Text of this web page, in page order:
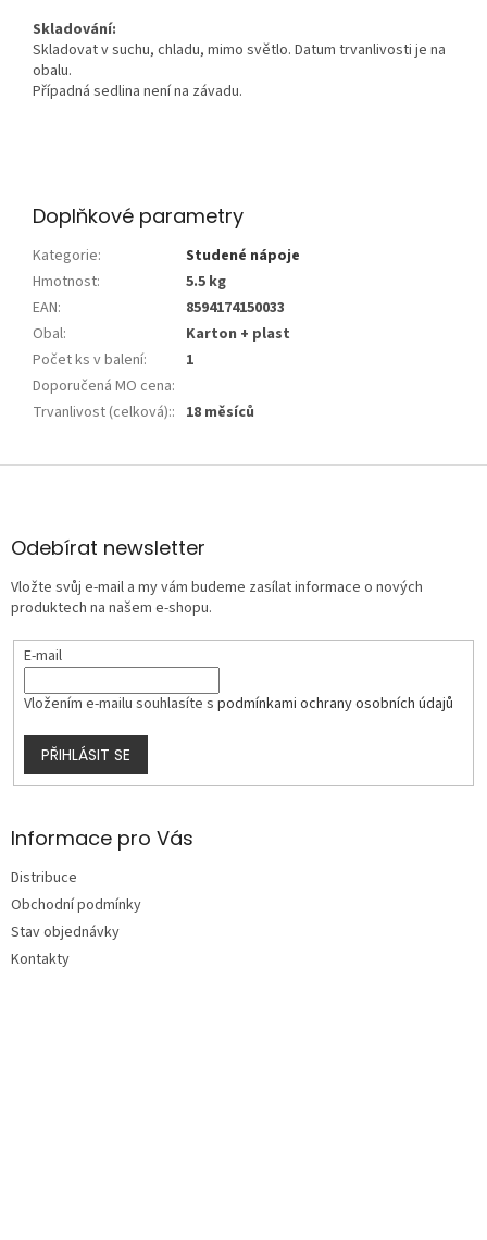
Skladování:
Skladovat v suchu, chladu, mimo světlo. Datum trvanlivosti je na
obalu.
Případná sedlina není na závadu.
Doplňkové parametry
Kategorie:
Studené nápoje
Hmotnost:
5.5 kg
EAN:
8594174150033
Obal:
Karton + plast
Počet ks v balení:
1
Doporučená MO cena:
Trvanlivost (celková):: 18 měsíců
Z
aOdebírat newsletter
Vložte svůj e-mail a my vám budeme zasílat informace o nových
produktech na našem e-shopu.
E-mail
Vložením e-mailu souhlasíte s podmínkami ochrany osobních údajů
PŘIHLÁSIT SE
Informace pro Vás
Distribuce
Obchodní podmínky
Stav objednávky
Kontakty